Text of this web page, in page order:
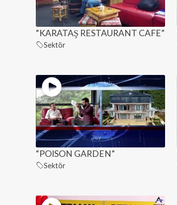
“KARATAŞ RESTAURANT CAFE”
Sektör
“POISON GARDEN”
Sektör